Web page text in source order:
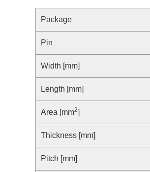
寻找交叉参考产品
消费设备用IC
业务领域
合规举报中心
了解⽇清纺微电⼦株式会社
Package
Pin
Width [mm]
Length [mm]
Area [mm2]
Thickness [mm]
Pitch [mm]